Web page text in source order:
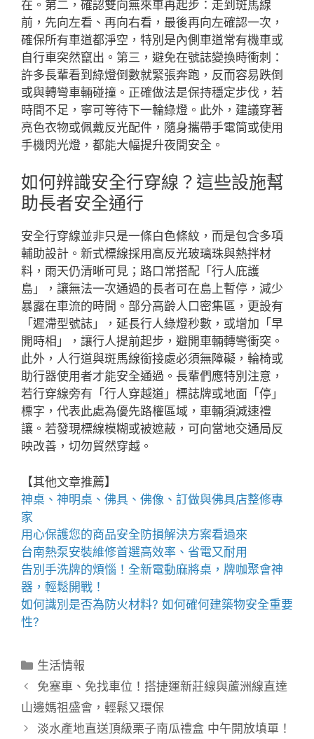
在。第二，確認雙向無來車再起步：走到斑馬線
前，先向左看、再向右看，最後再向左確認一次，
確保所有車道都淨空，特別是內側車道常有機車或
自行車突然竄出。第三，避免在號誌變換時衝刺：
許多長輩看到綠燈倒數就緊張奔跑，反而容易跌倒
或與轉彎車輛碰撞。正確做法是保持穩定步伐，若
時間不足，寧可等待下一輪綠燈。此外，建議穿著
亮色衣物或佩戴反光配件，隨身攜帶手電筒或使用
手機閃光燈，都能大幅提升夜間安全。
如何辨識安全行穿線？這些設施幫
助長者安全通行
安全行穿線並非只是一條白色條紋，而是包含多項
輔助設計。新式標線採用高反光玻璃珠與熱拌材
料，雨天仍清晰可見；路口常搭配「行人庇護
島」，讓無法一次通過的長者可在島上暫停，減少
暴露在車流的時間。部分高齡人口密集區，更設有
「遲滯型號誌」，延長行人綠燈秒數，或增加「早
開時相」，讓行人提前起步，避開車輛轉彎衝突。
此外，人行道與斑馬線銜接處必須無障礙，輪椅或
助行器使用者才能安全通過。長輩們應特別注意，
若行穿線旁有「行人穿越道」標誌牌或地面「停」
標字，代表此處為優先路權區域，車輛須減速禮
讓。若發現標線模糊或被遮蔽，可向當地交通局反
映改善，切勿貿然穿越。
【其他文章推薦】
神桌、 神明桌 、 佛具 、佛像、訂做與佛具店整修專
家
用心保護您的商品安全防損解決方案看過來
台南熱泵安裝維修首選高效率、省電又耐用
告別手洗牌的煩惱！全新電動麻將桌 ，牌咖聚會神
器，輕鬆開戰！
如何識別是否為防火材料? 如何確何建築物安全重要
性?
分
類
生活情報
免塞車、免找車位！搭捷運新莊線與蘆洲線直達
山邊媽祖盛會，輕鬆又環保
淡水產地直送頂級栗子南瓜禮盒 中午開放填單！